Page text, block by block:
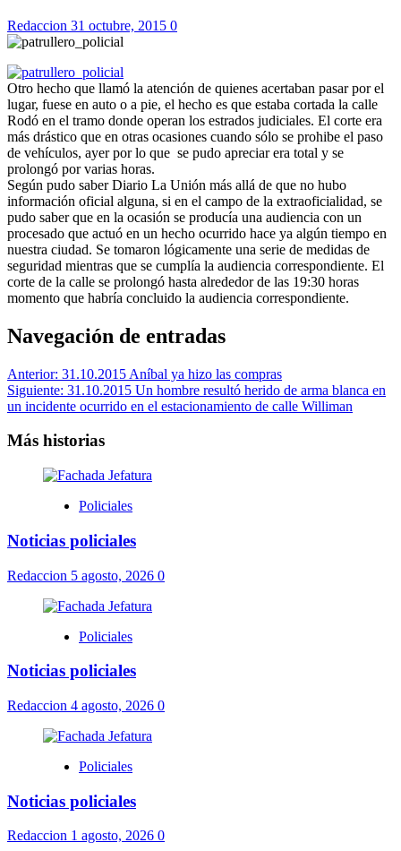
Redaccion 31 octubre, 2015 0
Otro hecho que llamó la atención de quienes acertaban pasar por el
lugar, fuese en auto o a pie, el hecho es que estaba cortada la calle
Rodó en el tramo donde operan los estrados judiciales. El corte era
más drástico que en otras ocasiones cuando sólo se prohibe el paso
de vehículos, ayer por lo que se pudo apreciar era total y se
prolongó por varias horas.
Según pudo saber Diario La Unión más allá de que no hubo
información oficial alguna, si en el campo de la extraoficialidad, se
pudo saber que en la ocasión se producía una audiencia con un
procesado que actuó en un hecho ocurrido hace ya algún tiempo en
nuestra ciudad. Se tomaron lógicamente una serie de medidas de
seguridad mientras que se cumplía la audiencia correspondiente. El
corte de la calle se prolongó hasta alrededor de las 19:30 horas
momento que habría concluido la audiencia correspondiente.
Navegación de entradas
Anterior: 31.10.2015 Aníbal ya hizo las compras
Siguiente: 31.10.2015 Un hombre resultó herido de arma blanca en
un incidente ocurrido en el estacionamiento de calle Williman
Más historias
Policiales
Noticias policiales
Redaccion 5 agosto, 2026 0
Policiales
Noticias policiales
Redaccion 4 agosto, 2026 0
Policiales
Noticias policiales
Redaccion 1 agosto, 2026 0